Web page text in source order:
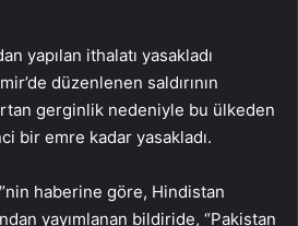
düzenlenen saldırının
gerginlik nedeniyle bu ülkeden
bir emre kadar yasakladı.
haberine göre, Hindistan
yayımlanan bildiride, “Pakistan